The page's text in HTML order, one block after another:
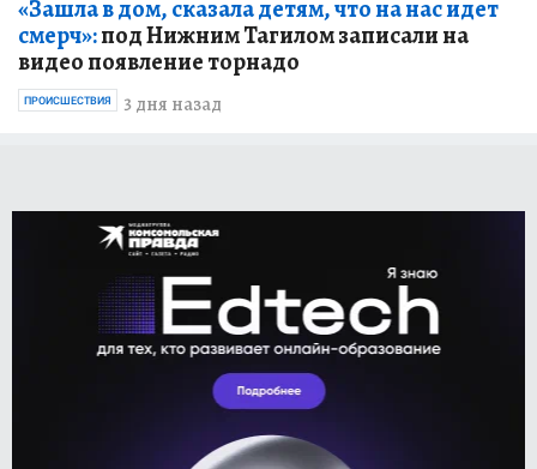
«Зашла в дом, сказала детям, что на нас идет
смерч»:под Нижним Тагилом записали на
видео появление торнадо
3 дня назад
ПРОИСШЕСТВИЯ